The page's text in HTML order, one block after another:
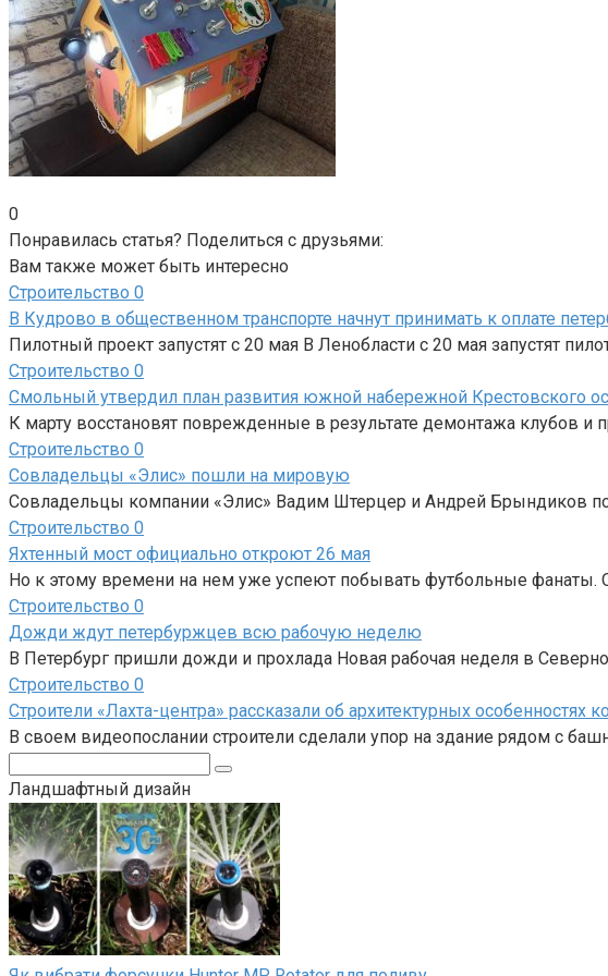
0
Понравилась статья? Поделиться с друзьями:
Вам также может быть интересно
Строительство 0
В Кудрово в общественном транспорте начнут принимать к оплате
Пилотный проект запустят с 20 мая В Ленобласти с 20 мая запустят
Строительство 0
Смольный утвердил план развития южной набережной Крестовского
К марту восстановят поврежденные в результате демонтажа клубов и
Строительство 0
Совладельцы «Элис» пошли на мировую
Совладельцы компании «Элис» Вадим Штерцер и Андрей Брындиков
Строительство 0
Яхтенный мост официально откроют 26 мая
Но к этому времени на нем уже успеют побывать футбольные фанаты.
Строительство 0
Дожди ждут петербуржцев всю рабочую неделю
В Петербург пришли дожди и прохлада Новая рабочая неделя в
Строительство 0
Строители «Лахта-центра» рассказали об архитектурных особенностях
В своем видеопослании строители сделали упор на здание рядом с
Ландшафтный дизайн